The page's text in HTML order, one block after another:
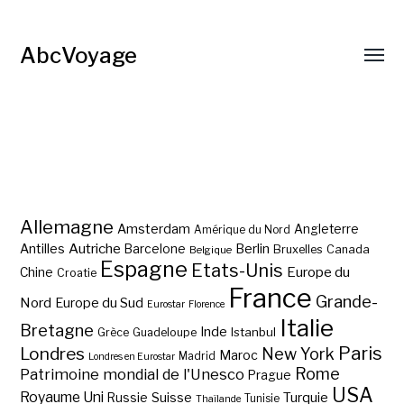
AbcVoyage
Allemagne Amsterdam Amérique du Nord Angleterre
Antilles Autriche Barcelone Belgique Berlin Bruxelles Canada
Chine Croatie Espagne Etats-Unis Europe du
Nord Europe du Sud Eurostar Florence France Grande-
Bretagne Grèce Guadeloupe Inde Istanbul Italie
Londres Londres en Eurostar Madrid Maroc New York Paris
Patrimoine mondial de l'Unesco Prague Rome
Royaume Uni Russie Suisse Thaïlande Tunisie Turquie USA